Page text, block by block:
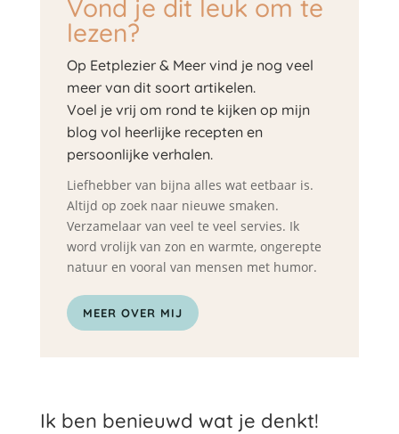
Vond je dit leuk om te
lezen?
Op Eetplezier & Meer vind je nog veel
meer van dit soort artikelen.
Voel je vrij om rond te kijken op mijn
blog vol heerlijke recepten en
persoonlijke verhalen.
Liefhebber van bijna alles wat eetbaar is.
Altijd op zoek naar nieuwe smaken.
Verzamelaar van veel te veel servies. Ik
word vrolijk van zon en warmte, ongerepte
natuur en vooral van mensen met humor.
MEER OVER MIJ
Ik ben benieuwd wat je denkt!